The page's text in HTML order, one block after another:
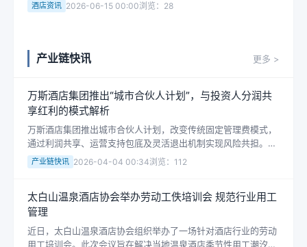
酒店专栏
酒店筹改期，财务管理需紧盯哪些核心
酒店资讯 2026-06-15 00:00浏览：28
产业链快讯 更多 >
万斯酒店集团推出“城市合伙人计划”，与投资人分润共
享红利的模式解析
万斯酒店集团推出城市合伙人计划，改变传统固定管理费模式，
通过利润共享、运营支持包底及灵活退出机制实现风险共担。解
析其与传统加盟对比、投资评估要点及合同审查维度。
产业链快讯 2026-04-04 00:34浏览：112
太白山温泉酒店协会举办劳动工佚培训会 规范行业用工
管理
近日，太白山温泉酒店协会组织举办了一场针对酒店行业的劳动
用工培训会。此次会议旨在解决当地温泉酒店季节性用工潮汐、